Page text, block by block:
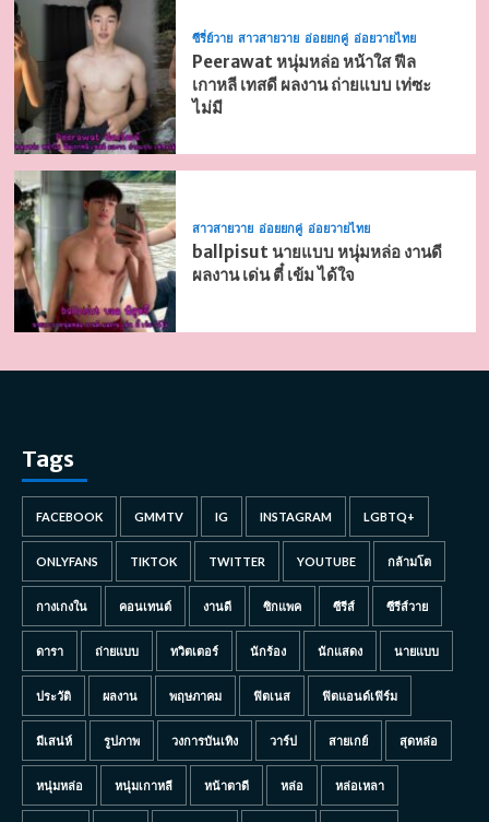
ซีรี่ย์วาย สาวสายวาย อ่อยยกคู่ อ่อยวายไทย
Peerawat หนุ่มหล่อ หน้าใส ฟีล
เกาหลี เทสดี ผลงาน ถ่ายแบบ เท่ซะ
ไม่มี
สาวสายวาย อ่อยยกคู่ อ่อยวายไทย
ballpisut นายแบบ หนุ่มหล่อ งานดี
ผลงาน เด่น ตี๋ เข้ม ได้ใจ
Tags
FACEBOOK GMMTV IG INSTAGRAM LGBTQ+
ONLYFANS TIKTOK TWITTER YOUTUBE กล้ามโต
กางเกงใน คอนเทนต์ งานดี ซิกแพค ซีรีส์ ซีรีส์วาย
ดารา ถ่ายแบบ ทวิตเตอร์ นักร้อง นักแสดง นายแบบ
ประวัติ ผลงาน พฤษภาคม ฟิตเนส ฟิตแอนด์เฟิร์ม
มีเสน่ห์ รูปภาพ วงการบันเทิง วาร์ป สายเกย์ สุดหล่อ
หนุ่มหล่อ หนุ่มเกาหลี หน้าตาดี หล่อ หล่อเหลา